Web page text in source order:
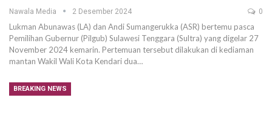
Nawala Media 2 Desember 2024 0
Lukman Abunawas (LA) dan Andi Sumangerukka (ASR) bertemu pasca
Pemilihan Gubernur (Pilgub) Sulawesi Tenggara (Sultra) yang digelar 27
November 2024 kemarin. Pertemuan tersebut dilakukan di kediaman
mantan Wakil Wali Kota Kendari dua…
BREAKING NEWS